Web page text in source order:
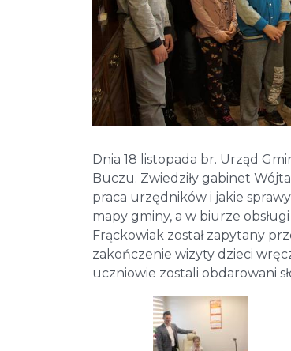
Dnia 18 listopada br. Urząd
Buczu. Zwiedziły gabinet
praca urzędników i jakie
mapy gminy, a w biurze
Frąckowiak został zapytany
zakończenie wizyty dzieci
uczniowie zostali obdarowani